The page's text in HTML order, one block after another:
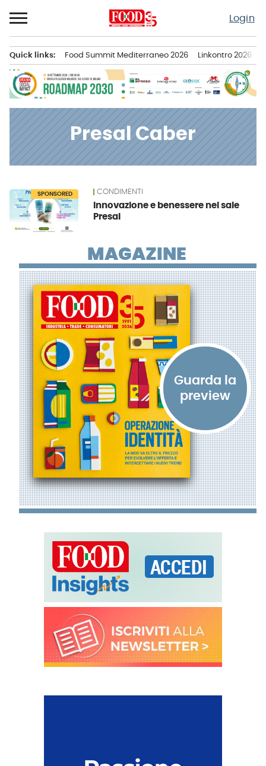
al
contenuto
Login
principale
Quick links: Food Summit Mediterraneo 2026 Linkontro 2026
Presal Caber
News SPONSORED CONDIMENTI
Innovazione e benessere nel sale
Presal
MAGAZINE